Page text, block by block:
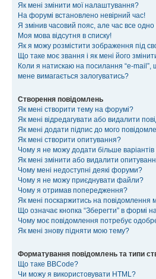
Як мені змінити мої налаштування?
На форумі встановлено невірний час!
Я змінив часовий пояс, але час все одно
Моя мова відсутня в списку!
Як я можу розмістити зображення під
Що таке моє звання і як мені його
Коли я натискаю на посилання “e-mail”,
мене вимагається залогуватись?
Створення повідомлень
Як мені створити тему на форумі?
Як мені відредагувати або видалити
Як мені додати підпис до мого
Як мені створити опитування?
Чому я не можу додати більше
Як мені змінити або видалити
Чому мені недоступні деякі форуми?
Чому я не можу приєднувати файли?
Чому я отримав попередження?
Як мені поскаржитись на повідомлення
Що означає кнопка “Зберегти” в формі
Чому моє повідомлення потребує
Як мені знову підняти мою тему?
Форматування повідомлень та типи
Що таке BBCode?
Чи можу я використовувати HTML?